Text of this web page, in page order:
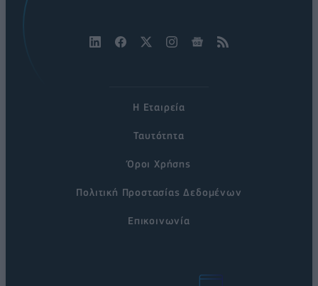
Η Εταιρεία
Ταυτότητα
Όροι Χρήσης
Πολιτική Προστασίας Δεδομένων
Επικοινωνία